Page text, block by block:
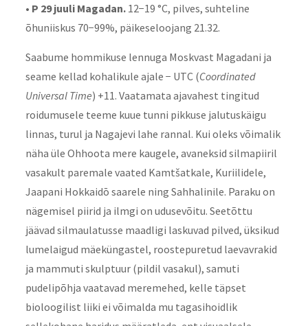
• P 29 juuli Magadan.12−19 °C, pilves, suhteline
õhuniiskus 70−99%, päikeseloojang 21.32.
Saabume hommikuse lennuga Moskvast Magadani ja
seame kellad kohalikule ajale − UTC(Coordinated
Universal Time) +11. Vaatamata ajavahest tingitud
roidumusele teeme kuue tunni pikkuse jalutuskäigu
linnas, turul ja Nagajevi lahe rannal. Kui oleks võimalik
näha üle Ohhoota mere kaugele, avaneksid silmapiiril
vasakult paremale vaated Kamtšatkale, Kuriilidele,
Jaapani Hokkaidō saarele ning Sahhalinile. Paraku on
nägemisel piirid ja ilmgi on udusevõitu. Seetõttu
jäävad silmaulatusse maadligi laskuvad pilved, üksikud
lumelaigud mäeküngastel, roostepuretud laevavrakid
ja mammuti skulptuur (pildil vasakul), samuti
pudelipõhja vaatavad meremehed, kelle täpset
bioloogilist liiki ei võimalda mu tagasihoidlik